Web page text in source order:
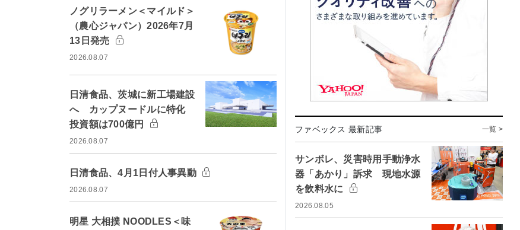
ノグリラーメン＜マイルド＞
（農心ジャパン）2026年7月
13日発売
2026.08.07
日清食品、茨城に新工場建設
へ カップヌードルに特化
投資額は700億円
2026.08.07
日清食品、4月1日付人事異動
2026.08.07
明星 大相撲 NOODLES＜味
ファベックス 最新記事 一覧 >
サンボレ、災害時用手動浄水
器「あかり」訴求 現地水源
を飲料水に
2026.08.05